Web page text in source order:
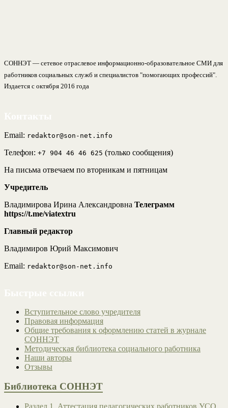
СОННЭТ — сетевое отраслевое информационно-образовательное СМИ для
работников социальных служб и специалистов "помогающих профессий".
Издается с октября 2016 года
Email: redaktor@son-net.info
Телефон: +7 904 46 46 625 (только сообщения)
На письма отвечаем по вторникам и пятницам
Учредитель
Владимирова Ирина Александровна Телеграмм
https://t.me/viatextru
Главный редактор
Владимиров Юрий Максимович
Email: redaktor@son-net.info
Вступительное слово учредителя
Правовая информация
Общие требования к оформлению статей в журнале
СОННЭТ
Методическая библиотека социального работника
Наши авторы
Отзывы
Библиотека СОННЭТ